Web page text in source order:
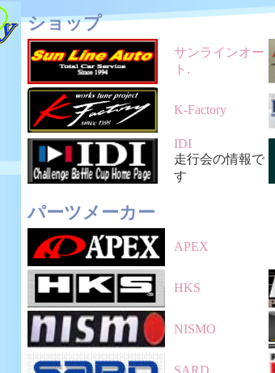
ショップ
サンラインオー
ト .
K-Factory
IDI
走行会の情報で
す
パーツメーカー
APEX
HKS
NISMO
SARD